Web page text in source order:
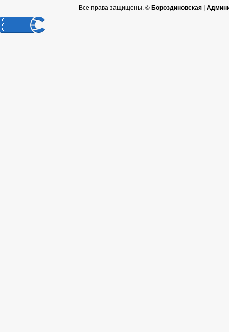
Все права защищены. ©Бороздиновская |